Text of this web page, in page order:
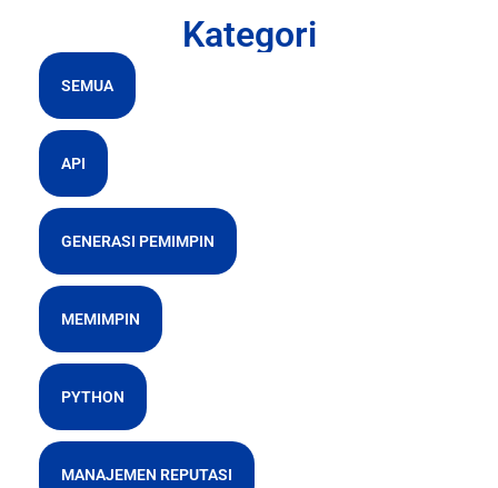
Kategori
SEMUA
API
GENERASI PEMIMPIN
MEMIMPIN
PYTHON
MANAJEMEN REPUTASI